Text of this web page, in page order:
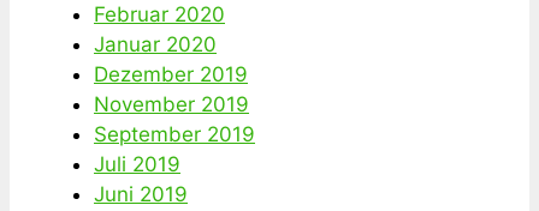
Februar 2020
Januar 2020
Dezember 2019
November 2019
September 2019
Juli 2019
Juni 2019